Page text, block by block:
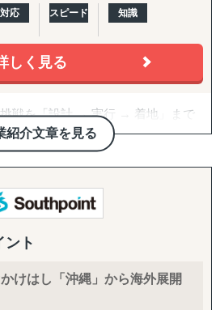
対応 スピード 知識
しく見る
紹介文章を見る
戦を「設計 → 実行 → 着地」まで
す。
見極めるゼロ→イチの意思決定か
地でのマーケティング課題まで主
ーが、現地起点で一貫してサポー
以上、実績は1,500社を超えまし
ント
けはし「沖縄」から海外展開